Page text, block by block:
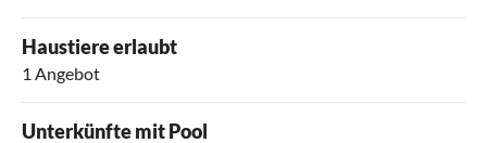
Haustiere erlaubt
1 Angebot
Unterkünfte mit Pool